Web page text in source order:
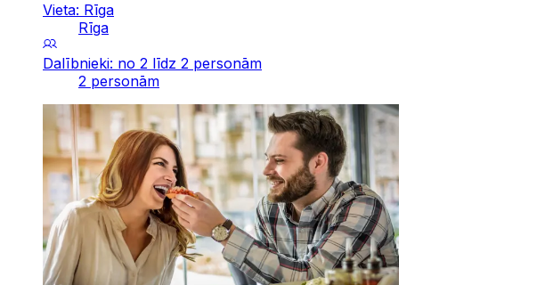
Vieta: Rīga
Rīga
Dalībnieki: no 2 līdz 2 personām
2 personām